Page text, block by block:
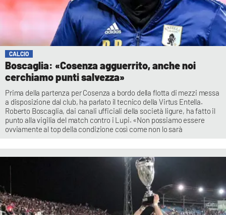
CALCIO
Boscaglia: «Cosenza agguerrito, anche noi
cerchiamo punti salvezza»
Prima della partenza per Cosenza a bordo della flotta di mezzi messa
a disposizione dal club, ha parlato il tecnico della Virtus Entella.
Roberto Boscaglia, dai canali ufficiali della società ligure, ha fatto il
punto alla vigilia del match contro i Lupi. «Non possiamo essere
ovviamente al top della condizione così come non lo sarà